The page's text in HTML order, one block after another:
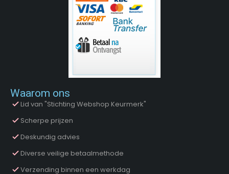
Waarom ons
Lid van "Stichting Webshop Keurmerk"
Scherpe prijzen
Deskundig advies
Diverse veilige betaalmethode
Verzending binnen een werkdag